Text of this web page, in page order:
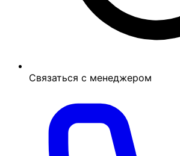
Связаться с менеджером